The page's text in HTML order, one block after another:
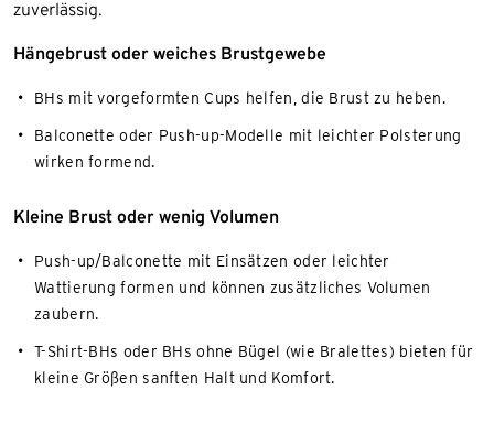
zuverlässig.
Hängebrust oder weiches Brustgewebe
BHs mit vorgeformten Cups helfen, die Brust zu heben.
Balconette oder Push-up-Modelle mit leichter Polsterung
wirken formend.
Kleine Brust oder wenig Volumen
Push-up/Balconette mit Einsätzen oder leichter
Wattierung formen und können zusätzliches Volumen
zaubern.
T-Shirt-BHs oder BHs ohne Bügel (wie Bralettes) bieten für
kleine Größen sanften Halt und Komfort.